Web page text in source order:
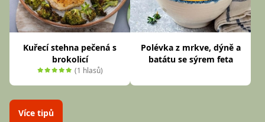
Kuřecí stehna pečená s
brokolicí
(1 hlasů)
Polévka z mrkve, dýně a
batátu se sýrem feta
Více tipů